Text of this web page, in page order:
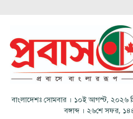
বাংলাদেশঃ সোমবার। ১০ই আগস্ট, ২০২৬
বঙ্গাব্দ। ২৬শে সফর,